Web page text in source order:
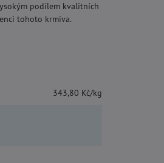
podílem kvalitních
tohoto krmiva.
343,80 Kč/kg